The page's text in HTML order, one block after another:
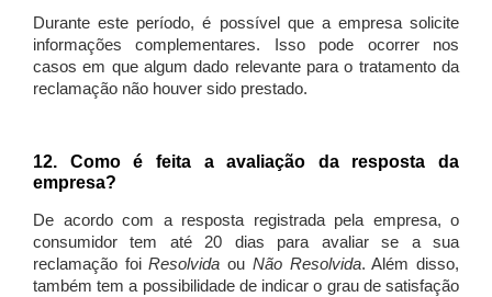
Durante este período, é possível que a empresa solicite
informações complementares. Isso pode ocorrer nos
casos em que algum dado relevante para o tratamento da
reclamação não houver sido prestado.
12. Como é feita a avaliação da resposta da
empresa?
De acordo com a resposta registrada pela empresa, o
consumidor tem até 20 dias para avaliar se a sua
reclamação foiResolvida ou Não Resolvida. Além disso,
também tem a possibilidade de indicar o grau de satisfação